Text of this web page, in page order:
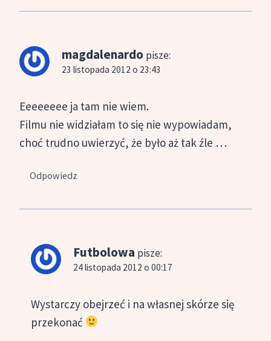
magdalenardo pisze:
23 listopada 2012 o 23:43
Eeeeeeee ja tam nie wiem.
Filmu nie widziałam to się nie wypowiadam,
choć trudno uwierzyć, że było aż tak źle …
Odpowiedz
Futbolowa pisze:
24 listopada 2012 o 00:17
Wystarczy obejrzeć i na własnej skórze się
przekonać